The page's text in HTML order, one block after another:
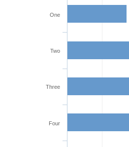
One
Two
Three
Four